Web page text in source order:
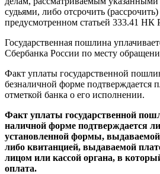
судьями, либо отсрочить
предусмотренном статьей 333.41 НК
Государственная пошлина
Сбербанка России по месту
Факт уплаты государственной
безналичной форме подтверждается
отметкой банка о его исполнении.
Факт уплаты государственной
наличной форме подтверждается
установленной формы,
либо квитанцией, выдаваемой
лицом или кассой органа, в
оплата.